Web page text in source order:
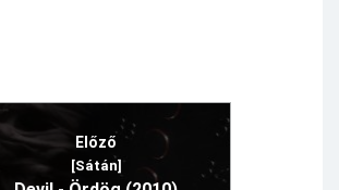
Előző
[Sátán]